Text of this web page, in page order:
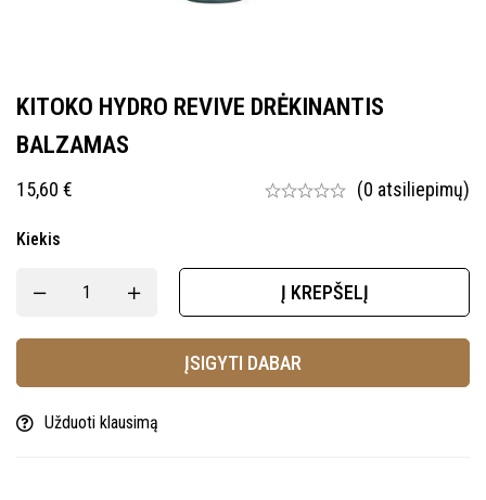
KITOKO HYDRO REVIVE DRĖKINANTIS
BALZAMAS
15,60 € (0 atsiliepimų)
Kiekis
Į KREPŠELĮ
ĮSIGYTI DABAR
Užduoti klausimą